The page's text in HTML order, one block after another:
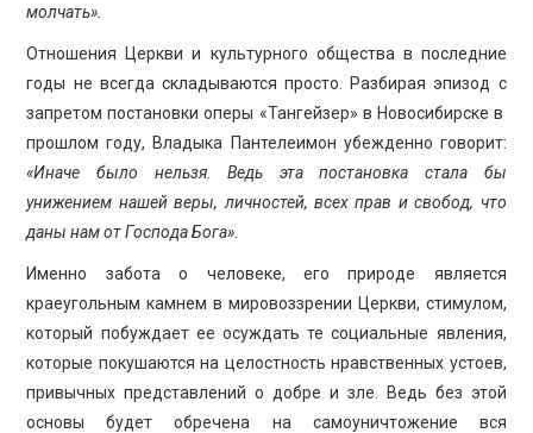
молчать».
Отношения Церкви и культурного общества в последние
годы не всегда складываются просто. Разбирая эпизод с
запретом постановки оперы «Тангейзер» в Новосибирске в
прошлом году, Владыка Пантелеимон убежденно говорит:
«Иначе было нельзя. Ведь эта постановка стала бы
унижением нашей веры, личностей, всех прав и свобод, что
даны нам от Господа Бога».
Именно забота о человеке, его природе является
краеугольным камнем в мировоззрении Церкви, стимулом,
который побуждает ее осуждать те социальные явления,
которые покушаются на целостность нравственных устоев,
привычных представлений о добре и зле. Ведь без этой
основы будет обречена на самоуничтожение вся